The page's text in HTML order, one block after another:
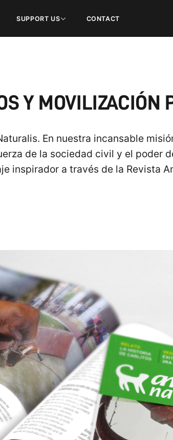
SUPPORT US CONTACT
Y MOVILIZACIÓN
En nuestra incansable
de la sociedad civil y el poder
inspirador a través de la Revista